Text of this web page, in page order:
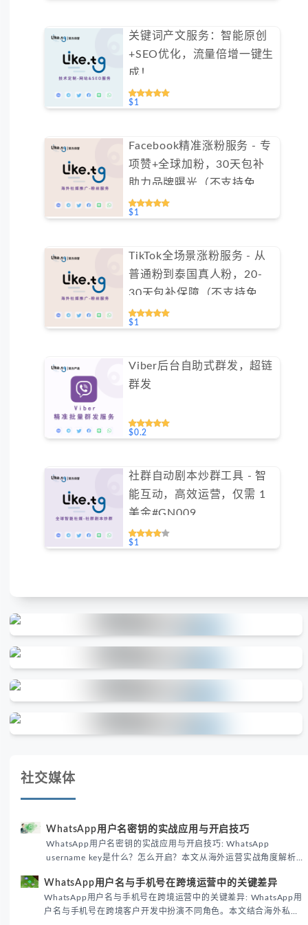
关键词产文服务：智能原创
+SEO优化，流量倍增一键生
成！
$1
Facebook精准涨粉服务 - 专
项赞+全球加粉，30天包补
助力品牌曝光（不支持免费
测试）
$1
TikTok全场景涨粉服务 - 从
普通粉到泰国真人粉，20-
30天包补保障（不支持免费
测试）
$1
Viber后台自助式群发，超链
群发
$0.2
社群自动剧本炒群工具 - 智
能互动，高效运营，仅需 1
美金#GN009
$1
社交媒体
WhatsApp用户名密钥的实战应用与开启技巧
WhatsApp用户名密钥的实战应用与开启技巧: WhatsApp
username key是什么？怎么开启？本文从海外运营实战角度解析
境团队高效触达目标客户。
WhatsApp用户名与手机号在跨境运营中的关键差异
WhatsApp用户名与手机号在跨境运营中的关键差异: WhatsApp用
户名与手机号在跨境客户开发中扮演不同角色。本文结合海外私域